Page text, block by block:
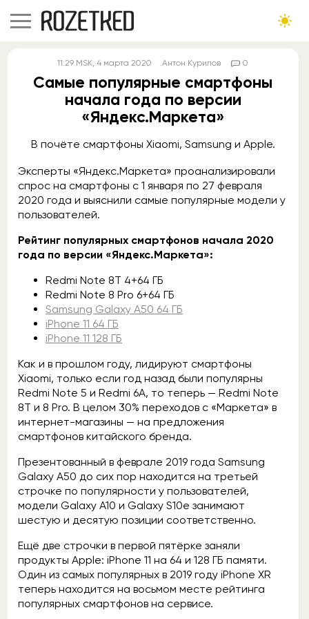
11:29 MSK, 4 марта 2020 Антон Курилов 0
Самые популярные смартфоны
начала года по версии
«Яндекс.Маркета»
В почёте смартфоны Xiaomi, Samsung и Apple.
Эксперты «Яндекс.Маркета» проанализировали
спрос на смартфоны с 1 января по 27 февраля
2020 года и выяснили самые популярные модели у
пользователей.
Рейтинг популярных смартфонов начала 2020
года по версии «Яндекс.Маркета»:
Redmi Note 8T 4+64 ГБ
Redmi Note 8 Pro 6+64 ГБ
Samsung Galaxy A50 64 ГБ
iPhone 11 64 ГБ
iPhone 11 128 ГБ
Как и в прошлом году, лидируют смартфоны
Xiaomi, только если год назад были популярны
Redmi Note 5 и Redmi 6A, то теперь — Redmi Note
8T и 8 Pro. В целом 30% переходов с «Маркета» в
интернет-магазины — на предложения
смартфонов китайского бренда.
Презентованный в феврале 2019 года Samsung
Galaxy A50 до сих пор находится на третьей
строчке по популярности у пользователей,
модели Galaxy A10 и Galaxy S10e занимают
шестую и десятую позиции соответственно.
Ещё две строчки в первой пятёрке заняли
продукты Apple: iPhone 11 на 64 и 128 ГБ памяти.
Один из самых популярных в 2019 году iPhone XR
теперь находится на восьмом месте рейтинга
популярных смартфонов на сервисе.